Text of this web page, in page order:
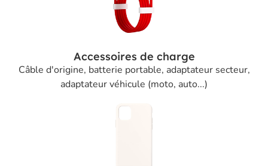
Accessoires de charge
Câble d'origine, batterie portable, adaptateur secteur,
adaptateur véhicule (moto, auto...)